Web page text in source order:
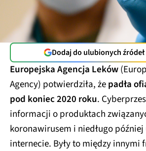
Dodaj do ulubionych
Europejska Agencja Leków
Agency) potwierdziła, żepadła
pod koniec 2020 roku.
informacji o produktach
koronawirusem i niedługo
internecie. Były to między innymi